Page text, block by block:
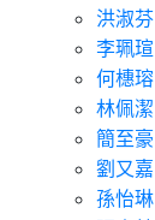
洪淑芬
李珮瑄
何橞瑢
林佩潔
簡至豪
劉又嘉
孫怡琳